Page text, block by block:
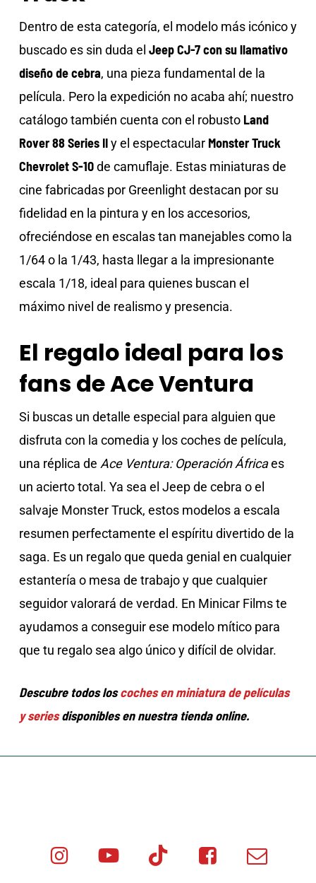
Dentro de esta categoría, el modelo más icónico y
buscado es sin duda el Jeep CJ-7 con su llamativo
diseño de cebra, una pieza fundamental de la
película. Pero la expedición no acaba ahí; nuestro
catálogo también cuenta con el robusto Land
Rover 88 Series IIy el espectacular Monster Truck
Chevrolet S-10de camuflaje. Estas miniaturas de
cine fabricadas por Greenlight destacan por su
fidelidad en la pintura y en los accesorios,
ofreciéndose en escalas tan manejables como la
1/64 o la 1/43, hasta llegar a la impresionante
escala 1/18, ideal para quienes buscan el
máximo nivel de realismo y presencia.
El regalo ideal para los
fans de Ace Ventura
Si buscas un detalle especial para alguien que
disfruta con la comedia y los coches de película,
una réplica de Ace Ventura: Operación Áfricaes
un acierto total. Ya sea el Jeep de cebra o el
salvaje Monster Truck, estos modelos a escala
resumen perfectamente el espíritu divertido de la
saga. Es un regalo que queda genial en cualquier
estantería o mesa de trabajo y que cualquier
seguidor valorará de verdad. En Minicar Films te
ayudamos a conseguir ese modelo mítico para
que tu regalo sea algo único y difícil de olvidar.
Descubre todos loscoches en miniatura de películas
y seriesdisponibles en nuestra tienda online.
Minicar Tok
Minicar Minicar